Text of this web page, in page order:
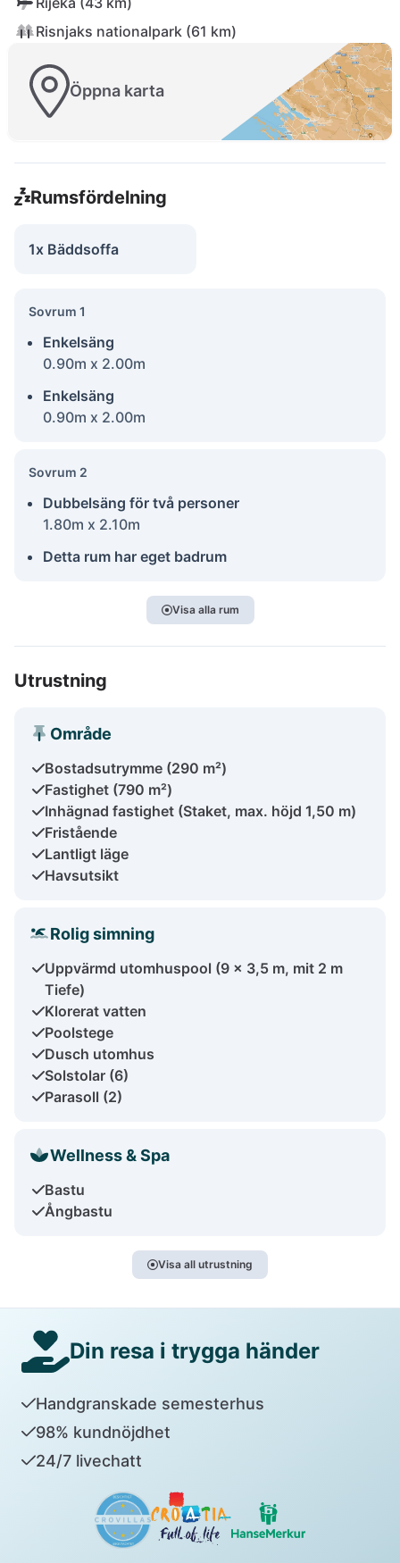
Risnjaks nationalpark (61 km)
Öppna karta
Rumsfördelning
1x Bäddsoffa
Sovrum 1
Enkelsäng
0.90m x 2.00m
Enkelsäng
0.90m x 2.00m
Sovrum 2
Dubbelsäng för två personer
1.80m x 2.10m
Detta rum har eget badrum
Visa alla rum
Utrustning
Område
Bostadsutrymme (290 m²)
Fastighet (790 m²)
Inhägnad fastighet (Staket, max. höjd 1,50 m)
Fristående
Lantligt läge
Havsutsikt
Rolig simning
Uppvärmd utomhuspool (9 x 3,5 m, mit 2 m
Tiefe)
Klorerat vatten
Poolstege
Dusch utomhus
Solstolar (6)
Parasoll (2)
Wellness & Spa
Bastu
Ångbastu
Visa all utrustning
Din resa i trygga händer
Handgranskade semesterhus
98% kundnöjdhet
24/7 livechatt